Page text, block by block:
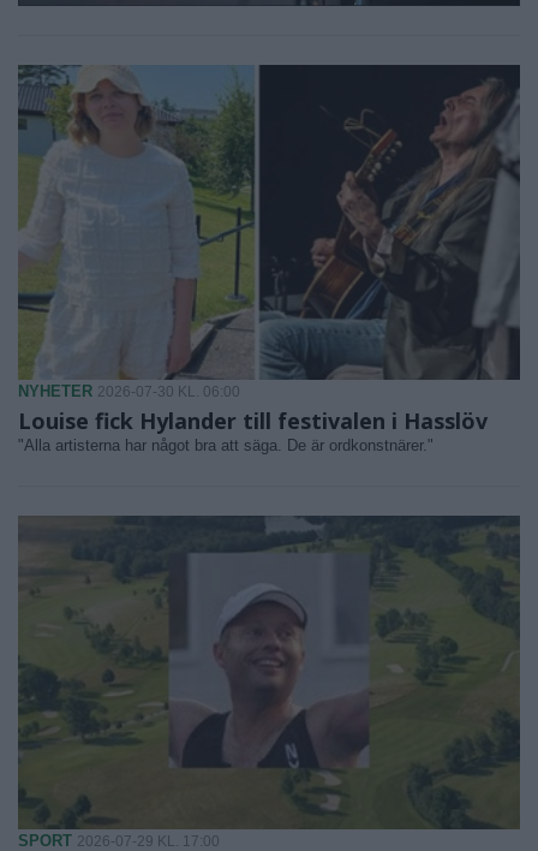
NYHETER 2026-07-30 KL. 06:00
Louise fick Hylander till festivalen i Hasslöv
"Alla artisterna har något bra att säga. De är ordkonstnärer."
SPORT 2026-07-29 KL. 17:00